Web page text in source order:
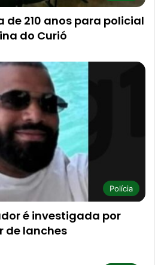
210 anos para policial
do Curió
Polícia
é investigada por
de lanches